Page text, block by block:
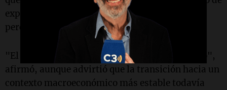
expectativas que, según sostuvo, comienza a
percibirse entre los productores.
"El productor siente que el rumbo es el correcto",
afirmó, aunque advirtió que la transición hacia un
contexto macroeconómico más estable todavía